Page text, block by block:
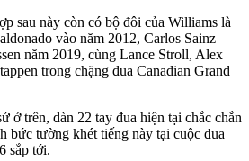
sau này còn có bộ đôi của Williams là
vào năm 2012, Carlos Sainz
năm 2019, cùng Lance Stroll, Alex
trong chặng đua Canadian Grand
ở trên, dàn 22 tay đua hiện tại chắc chắn
bức tường khét tiếng này tại cuộc đua
sắp tới.